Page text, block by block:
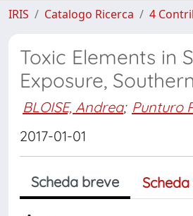
IRIS Catalogo Ricerca 4
Toxic Elements in
Exposure,
BLOISE, Andrea; Punturo
2017-01-01
Scheda breve